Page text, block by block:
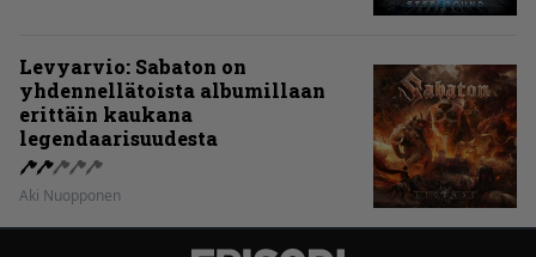
Levyarvio: Sabaton on
yhdennellätoista albumillaan
erittäin kaukana
legendaarisuudesta
Aki Nuopponen